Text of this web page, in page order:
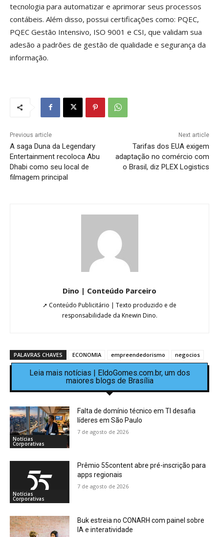
tecnologia para automatizar e aprimorar seus processos
contábeis. Além disso, possui certificações como: PQEC,
PQEC Gestão Intensivo, ISO 9001 e CSI, que validam sua
adesão a padrões de gestão de qualidade e segurança da
informação.
Previous article
A saga Duna da Legendary
Entertainment recoloca Abu
Dhabi como seu local de
filmagem principal
Next article
Tarifas dos EUA exigem
adaptação no comércio com
o Brasil, diz PLEX Logistics
Dino | Conteúdo Parceiro
➚ Conteúdo Publicitário | Texto produzido e de
responsabilidade da Knewin Dino.
PALAVRAS CHAVES ECONOMIA empreendedorismo negocios
Leia mais notícias | EldoGomes.com.br, um dos
maiores blogs de Brasília
Notícias
Corporativas
Falta de domínio técnico em TI desafia
líderes em São Paulo
7 de agosto de 2026
Notícias
Corporativas
Prêmio 55content abre pré-inscrição para
apps regionais
7 de agosto de 2026
Buk estreia no CONARH com painel sobre
IA e interatividade